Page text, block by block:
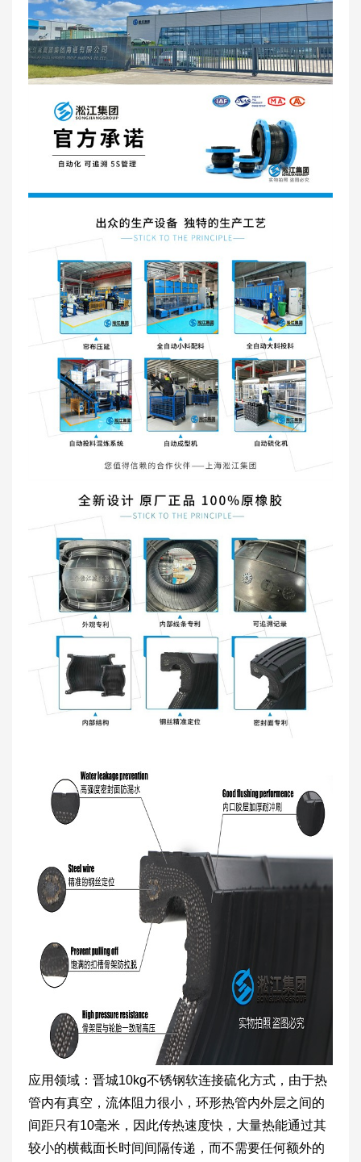
应用领域：晋城10kg不锈钢软连接硫化方式，由于热
管内有真空，流体阻力很小，环形热管内外层之间的
间距只有10毫米，因此传热速度快，大量热能通过其
较小的横截面长时间间隔传递，而不需要任何额外的